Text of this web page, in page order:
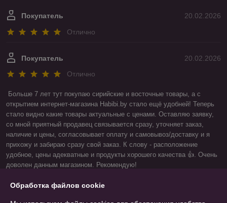
20.02.2026
Покупатель
Отлично
20.02.2026
Покупатель
Отлично
Больше 7 лет тут покупаю сирийские и восточные товары, а с
открытием интернет-магазина Habibi.by стало ещё удобней! Теперь
стало видно какие товары актуальные с ценами. Оставляю заявку,
со мной приятный продавец связывается сразу, уточняет заказ,
наличие и цены, согласовывает оплату и самовывоз/доставку и я
прихожу и забираю сразу свой заказ. К слову - расположение
удобное, цены адекватные и продукты хорошего качества 👍. Очень
доволен данным магазином. Рекомендую!
Обработка файлов cookie